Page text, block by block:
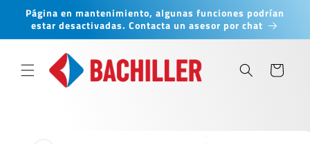
directamente
al contenido
Página en mantenimiento, algunas funciones podrían
estar desactivadas. Contacta un asesor por chat
Carrito